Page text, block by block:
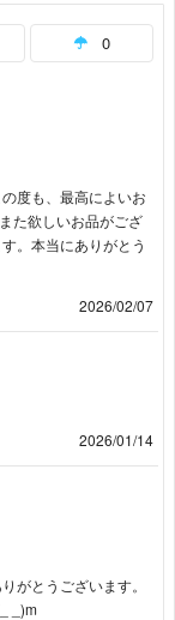
0
度も、最高によいお
た欲しいお品がござ
。本当にありがとう
2026/02/07
2026/01/14
がとうございます。
_)m